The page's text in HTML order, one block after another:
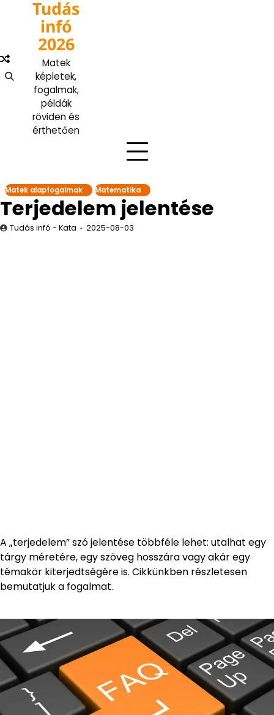
Tudás
infó
2026
Matek
képletek,
fogalmak,
példák
röviden és
érthetően
Matek alapfogalmak Matematika
Terjedelem jelentése
Tudás infó - Kata 2025-08-03
A „terjedelem” szó jelentése többféle lehet: utalhat egy
tárgy méretére, egy szöveg hosszára vagy akár egy
témakör kiterjedtségére is. Cikkünkben részletesen
bemutatjuk a fogalmat.